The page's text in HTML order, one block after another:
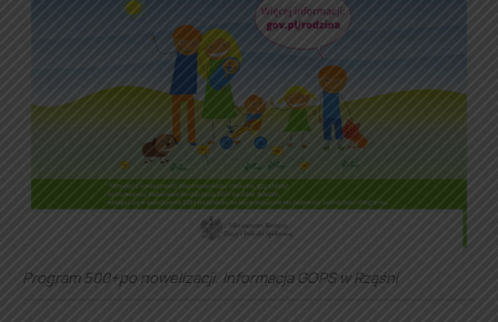
Program 500+po nowelizacji. Informacja GOPS w Rząśni